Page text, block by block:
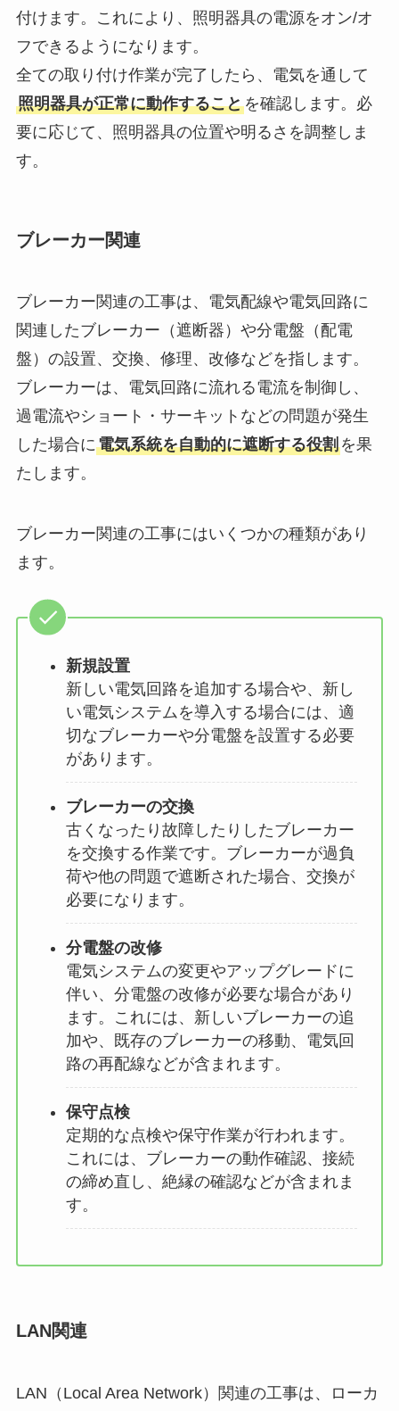
付けます。これにより、照明器具の電源をオン/オ
フできるようになります。
全ての取り付け作業が完了したら、電気を通して
照明器具が正常に動作することを確認します。必
要に応じて、照明器具の位置や明るさを調整しま
す。
ブレーカー関連
ブレーカー関連の工事は、電気配線や電気回路に
関連したブレーカー（遮断器）や分電盤（配電
盤）の設置、交換、修理、改修などを指します。
ブレーカーは、電気回路に流れる電流を制御し、
過電流やショート・サーキットなどの問題が発生
した場合に電気系統を自動的に遮断する役割を果
たします。
ブレーカー関連の工事にはいくつかの種類があり
ます。
新規設置
新しい電気回路を追加する場合や、新し
い電気システムを導入する場合には、適
切なブレーカーや分電盤を設置する必要
があります。
ブレーカーの交換
古くなったり故障したりしたブレーカー
を交換する作業です。ブレーカーが過負
荷や他の問題で遮断された場合、交換が
必要になります。
分電盤の改修
電気システムの変更やアップグレードに
伴い、分電盤の改修が必要な場合があり
ます。これには、新しいブレーカーの追
加や、既存のブレーカーの移動、電気回
路の再配線などが含まれます。
保守点検
定期的な点検や保守作業が行われます。
これには、ブレーカーの動作確認、接続
の締め直し、絶縁の確認などが含まれま
す。
LAN関連
LAN（Local Area Network）関連の工事は、ローカ